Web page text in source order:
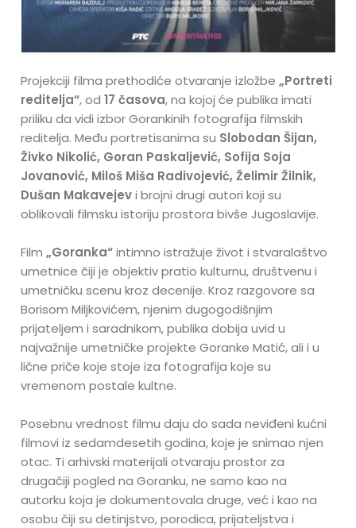
Projekciji filma prethodiće otvaranje izložbe„Portreti
reditelja“, od17 časova, na kojoj će publika imati
priliku da vidi izbor Gorankinih fotografija filmskih
reditelja. Među portretisanima su Slobodan Šijan,
Živko Nikolić, Goran Paskaljević, Sofija Soja
Jovanović, Miloš Miša Radivojević, Želimir Žilnik,
Dušan Makavejevi brojni drugi autori koji su
oblikovali filmsku istoriju prostora bivše Jugoslavije.
Film„Goranka“intimno istražuje život i stvaralaštvo
umetnice čiji je objektiv pratio kulturnu, društvenu i
umetničku scenu kroz decenije. Kroz razgovore sa
Borisom Miljkovićem, njenim dugogodišnjim
prijateljem i saradnikom, publika dobija uvid u
najvažnije umetničke projekte Goranke Matić, ali i u
lične priče koje stoje iza fotografija koje su
vremenom postale kultne.
Posebnu vrednost filmu daju do sada neviđeni kućni
filmovi iz sedamdesetih godina, koje je snimao njen
otac. Ti arhivski materijali otvaraju prostor za
drugačiji pogled na Goranku, ne samo kao na
autorku koja je dokumentovala druge, već i kao na
osobu čiji su detinjstvo, porodica, prijateljstva i